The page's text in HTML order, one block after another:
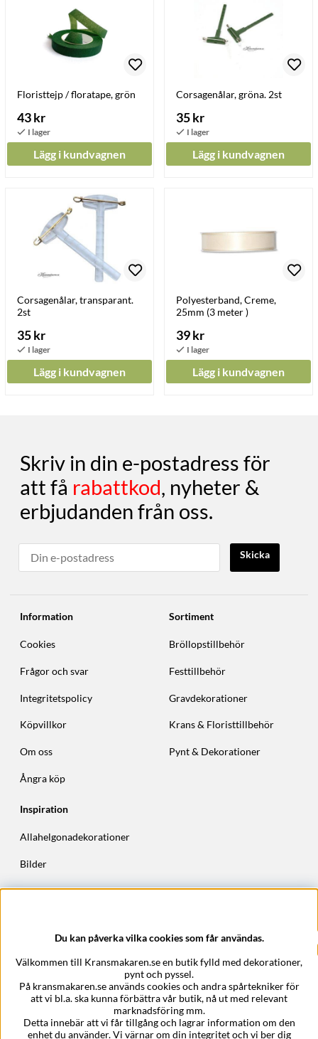
Floristtejp / floratape, grön
43 kr
Lägg i kundvagnen
Corsagenålar, gröna. 2st
35 kr
Lägg i kundvagnen
Corsagenålar, transparant.
2st
35 kr
Lägg i kundvagnen
Polyesterband, Creme,
25mm (3 meter )
39 kr
Lägg i kundvagnen
Skriv in din e-postadress för
att få rabattkod, nyheter &
erbjudanden från oss.
Skicka
Information
Cookies
Frågor och svar
Integritetspolicy
Köpvillkor
Om oss
Ångra köp
Sortiment
Bröllopstillbehör
Festtillbehör
Gravdekorationer
Krans & Floristtillbehör
Pynt & Dekorationer
Inspiration
Allahelgonadekorationer
Bilder
Höstkransar
Epost:support@kransmakaren.se
Du kan påverka vilka cookies som får användas.
Välkommen till Kransmakaren.se en butik fylld med dekorationer,
pynt och pyssel.
På kransmakaren.se används cookies och andra spårtekniker för
att vi bl.a. ska kunna förbättra vår butik, nå ut med relevant
marknadsföring mm.
Detta innebär att vi får tillgång och lagrar information om den
enhet du använder. Vi värnar om din integritet och vi ber dig